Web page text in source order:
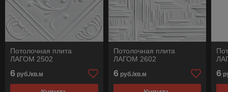
Потолочная плита
ЛАГОМ 2502
6 руб./кв.м
Потолочная плита
ЛАГОМ 2602
6руб./кв.м 6